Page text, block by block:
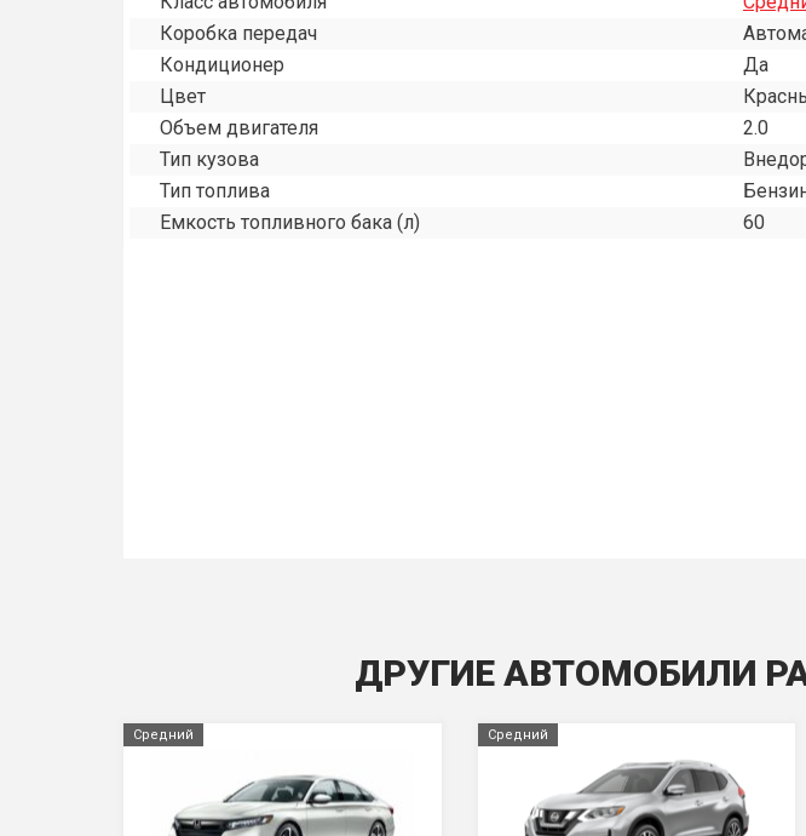
Коробка передач
Кондиционер
Да
Цвет
Объем двигателя
2.0
Тип кузова
Тип топлива
Емкость топливного бака (л)
60
ДРУГИЕ АВТОМОБИЛИ
Средний Средний